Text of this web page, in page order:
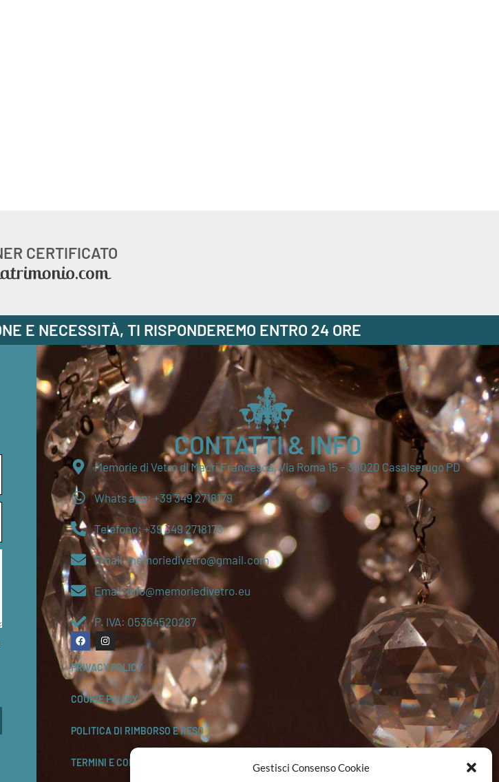
Gestisci Consenso Cookie
CERTIFICATO
E NECESSITÀ, TI RISPONDEREMO ENTRO 24 ORE
CONTATTI & INFO
Memorie di Vetro di Macrì Francesca, Via Roma 15 – 35020 Casalserugo PD
Whats app: +39 349 2718179
Telefono: +39 349 2718179
Email:memoriedivetro@gmail.com
Email:info@memoriedivetro.eu
P. IVA: 05364520287
PRIVACY POLICY
COOKIE POLICY
POLITICA DI RIMBORSO E RESO
TERMINI E CONDIZIONI